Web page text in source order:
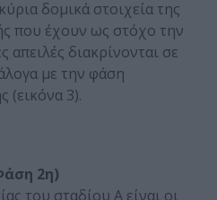
δομικά στοιχεία της
που έχουν ως στόχο την
διακρίνονται σε
με την φάση
(εικόνα 3).
2η)
του σταδίου Α είναι οι